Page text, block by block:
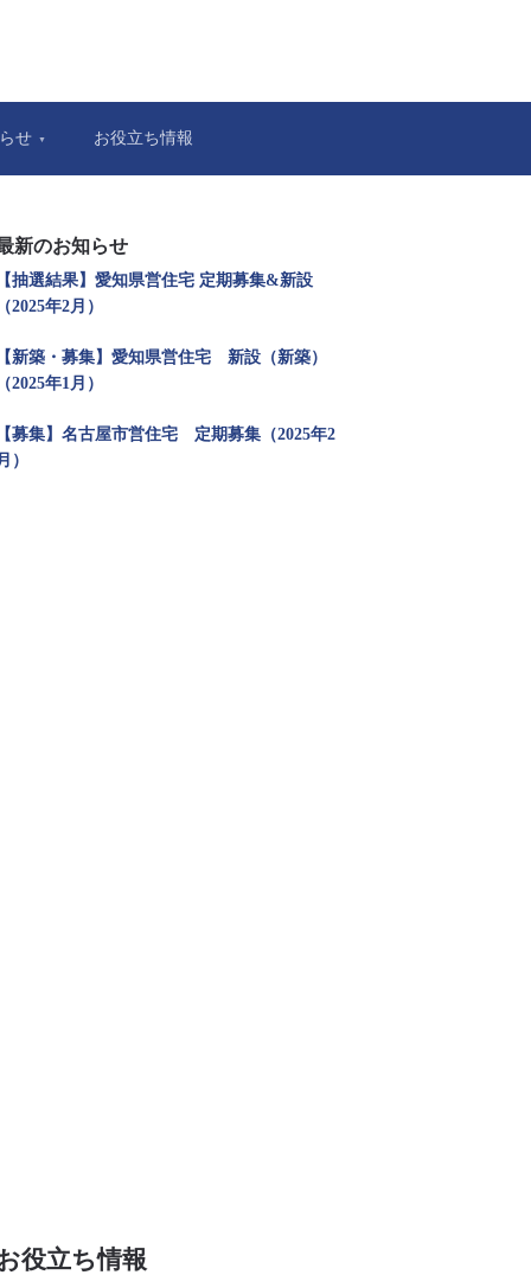
せ お役立ち情報
新のお知らせ
【抽選結果】愛知県営住宅 定期募集&新設
（2025年2月）
【新築・募集】愛知県営住宅 新設（新築）
（2025年1月）
【募集】名古屋市営住宅 定期募集（2025年2
月）
役立ち情報